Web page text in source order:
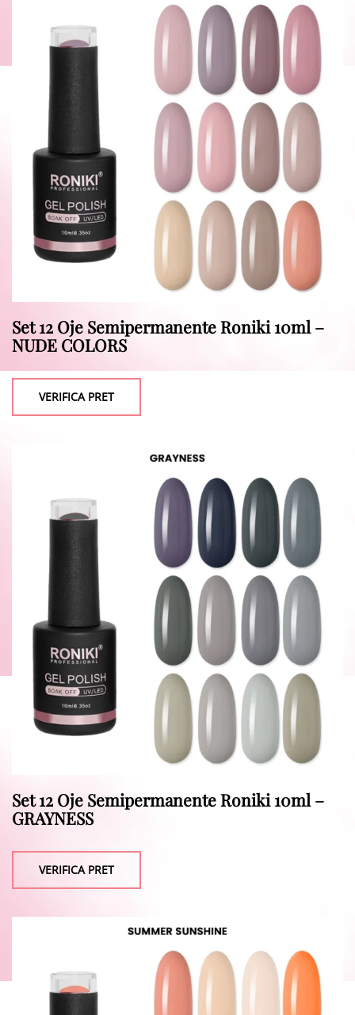
Set 12 Oje Semipermanente Roniki 10ml –
NUDE COLORS
VERIFICA PRET
Set 12 Oje Semipermanente Roniki 10ml –
GRAYNESS
VERIFICA PRET